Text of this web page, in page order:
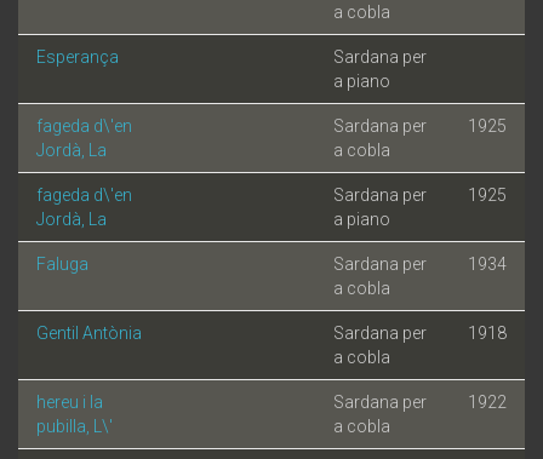
a cobla
Esperança
Sardana per
a piano
fageda d\'en
Jordà, La
Sardana per
a cobla
1925
fageda d\'en
Jordà, La
Sardana per
a piano
1925
Faluga
Sardana per
a cobla
1934
Gentil Antònia
Sardana per
a cobla
1918
hereu i la
pubilla, L\'
Sardana per
a cobla
1922